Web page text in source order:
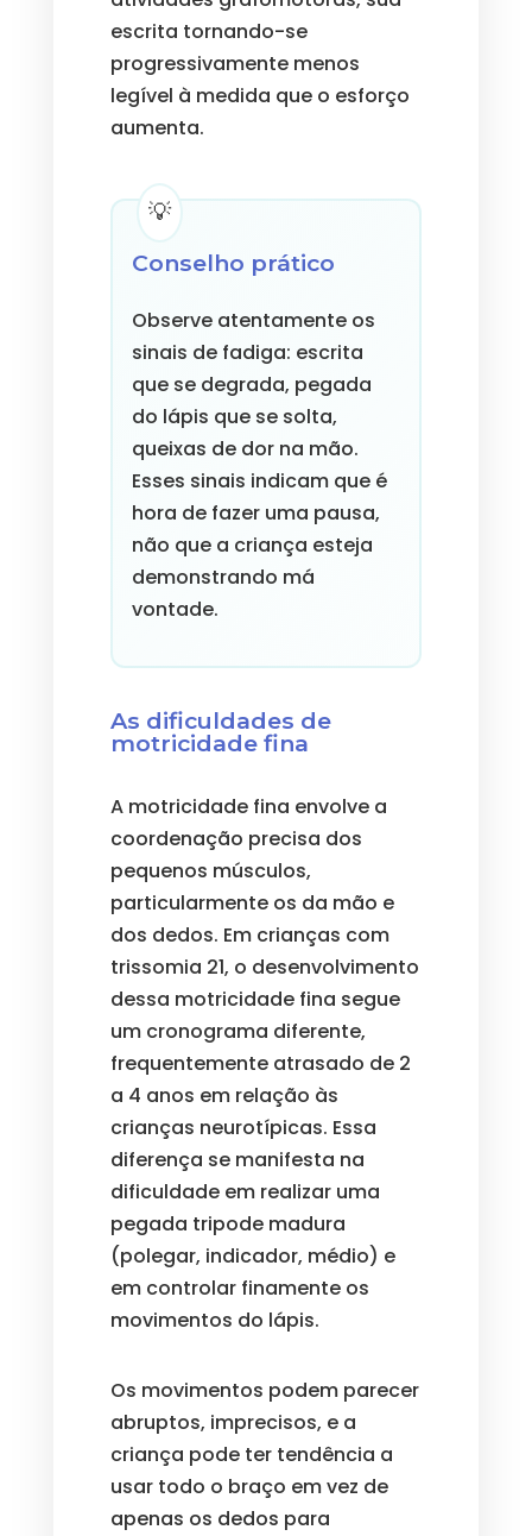
escrita tornando-se
progressivamente menos
legível à medida que o esforço
aumenta.
Conselho prático
Observe atentamente os
sinais de fadiga: escrita
que se degrada, pegada
do lápis que se solta,
queixas de dor na mão.
Esses sinais indicam que é
hora de fazer uma pausa,
não que a criança esteja
demonstrando má
vontade.
As dificuldades de
motricidade fina
A motricidade fina envolve a
coordenação precisa dos
pequenos músculos,
particularmente os da mão e
dos dedos. Em crianças com
trissomia 21, o desenvolvimento
dessa motricidade fina segue
um cronograma diferente,
frequentemente atrasado de 2
a 4 anos em relação às
crianças neurotípicas. Essa
diferença se manifesta na
dificuldade em realizar uma
pegada tripode madura
(polegar, indicador, médio) e
em controlar finamente os
movimentos do lápis.
Os movimentos podem parecer
abruptos, imprecisos, e a
criança pode ter tendência a
usar todo o braço em vez de
apenas os dedos para